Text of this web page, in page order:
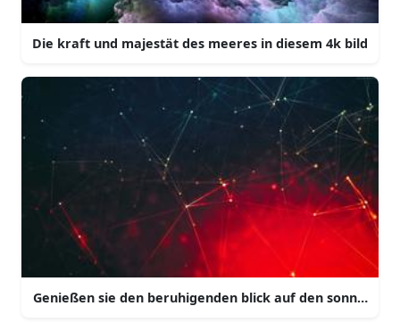
Die kraft und majestät des meeres in diesem 4k bild
Genießen sie den beruhigenden blick auf den